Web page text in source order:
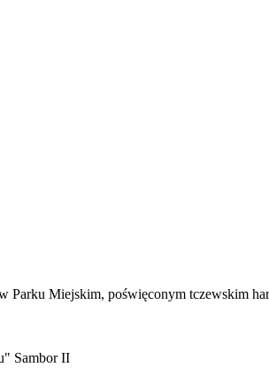
Parku Miejskim, poświęconym tczewskim
Sambor II